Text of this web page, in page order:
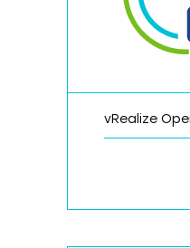
vRealize